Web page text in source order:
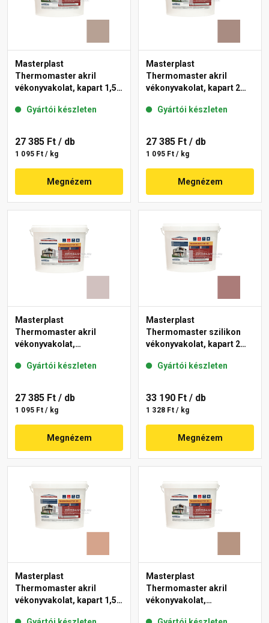
Masterplast
Thermomaster akril
vékonyvakolat, kapart 1,5
Gyártói készleten
27 385 Ft / db
1 095 Ft / kg
Megnézem
Masterplast
Thermomaster akril
vékonyvakolat, kapart 2
Gyártói készleten
27 385 Ft / db
1 095 Ft / kg
Megnézem
Masterplast
Thermomaster akril
vékonyvakolat,
18-E 25 kg
Gyártói készleten
27 385 Ft / db
1 095 Ft / kg
Megnézem
Masterplast
Thermomaster szilikon
vékonyvakolat, kapart 2
Gyártói készleten
33 190 Ft / db
1 328 Ft / kg
Megnézem
Masterplast
Thermomaster akril
vékonyvakolat, kapart 1,5
Masterplast
Thermomaster akril
vékonyvakolat,